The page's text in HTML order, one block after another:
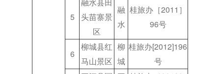
5
融水县田
头苗寨景
区
融
水
桂旅办［2011］
96号
6
柳城县红
马山景区
柳
城
桂旅办[2012]196
号